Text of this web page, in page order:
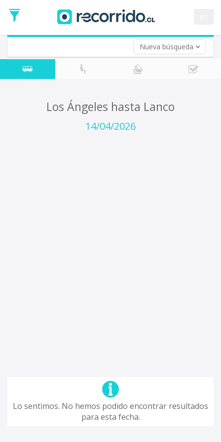
Nueva búsqueda
de
Ida
Vuelta (opcional)
Fecha
de
Los Ángeles hasta Lanco
14/04/2026
Lo sentimos. No hemos podido encontrar resultados
para esta fecha.